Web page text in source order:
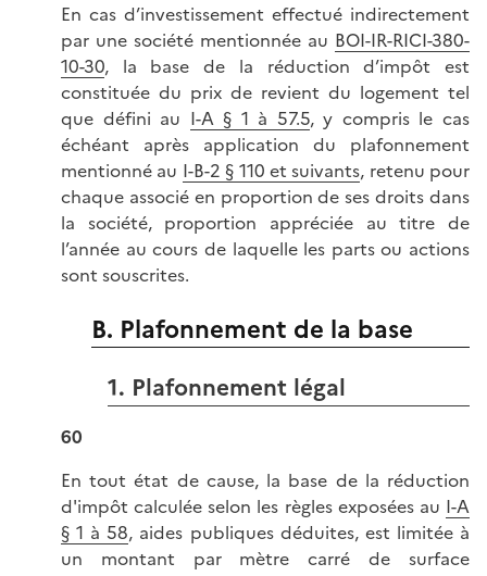
En cas d’investissement effectué indirectement
par une société mentionnée au BOI-IR-RICI-380-
10-30, la base de la réduction d’impôt est
constituée du prix de revient du logement tel
que défini au I-A § 1 à 57.5, y compris le cas
échéant après application du plafonnement
mentionné au I-B-2 § 110 et suivants, retenu pour
chaque associé en proportion de ses droits dans
la société, proportion appréciée au titre de
l’année au cours de laquelle les parts ou actions
sont souscrites.
B. Plafonnement de la base
1. Plafonnement légal
60
En tout état de cause, la base de la réduction
d'impôt calculée selon les règles exposées au I-A
§ 1 à 58, aides publiques déduites, est limitée à
un montant par mètre carré de surface